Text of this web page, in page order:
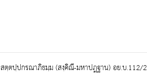
สตฺตปฺปกรณาภิธมฺม (สงฺคิณี-มหาปฎฐาน) อย.บ.112/2